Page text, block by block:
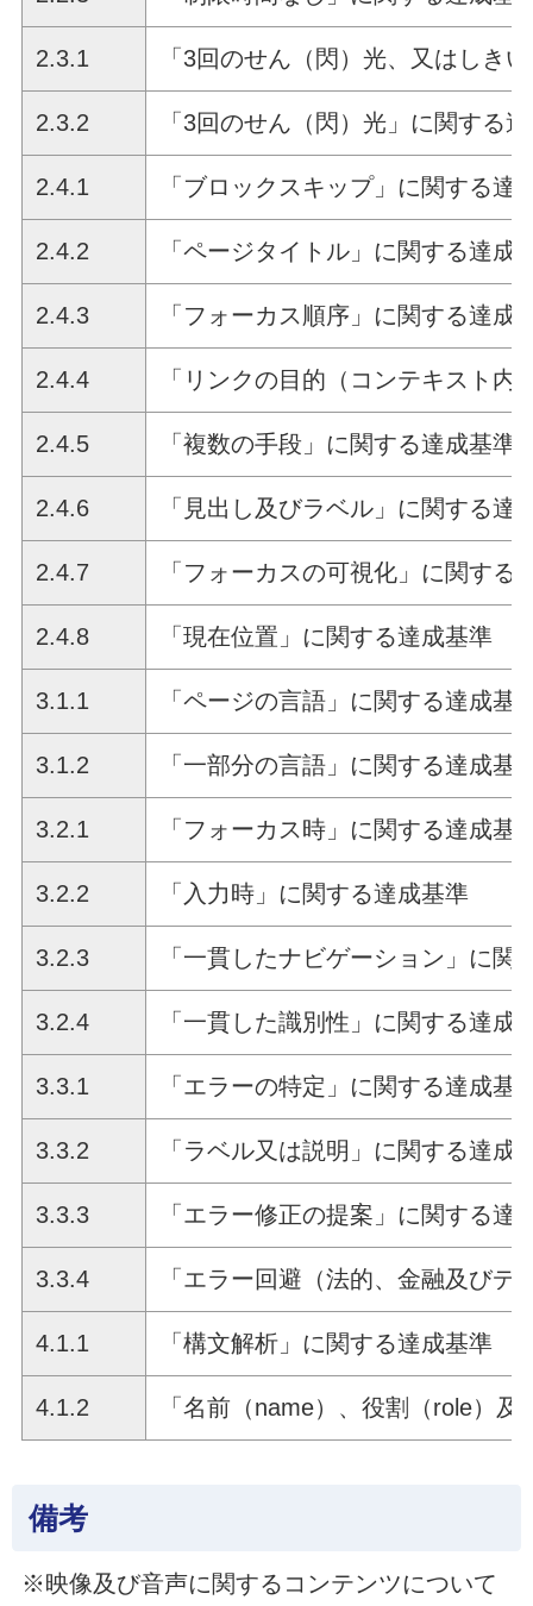
2.3.1 「3回のせん（閃）光、又はしき
2.3.2 「3回のせん（閃）光」に関する
2.4.1 「ブロックスキップ」に関する達
2.4.2 「ページタイトル」に関する達成
2.4.3 「フォーカス順序」に関する達成
2.4.4 「リンクの目的（コンテキスト内
2.4.5 「複数の手段」に関する達成基準
2.4.6 「見出し及びラベル」に関する達
2.4.7 「フォーカスの可視化」に関する
2.4.8 「現在位置」に関する達成基準
3.1.1 「ページの言語」に関する達成基
3.1.2 「一部分の言語」に関する達成基
3.2.1 「フォーカス時」に関する達成基
3.2.2 「入力時」に関する達成基準
3.2.3 「一貫したナビゲーション」に関
3.2.4 「一貫した識別性」に関する達成
3.3.1 「エラーの特定」に関する達成基
3.3.2 「ラベル又は説明」に関する達成
3.3.3 「エラー修正の提案」に関する達
3.3.4 「エラー回避（法的、金融及び
4.1.1 「構文解析」に関する達成基準
4.1.2 「名前（name）、役割（role）
備考
※映像及び音声に関するコンテンツについて